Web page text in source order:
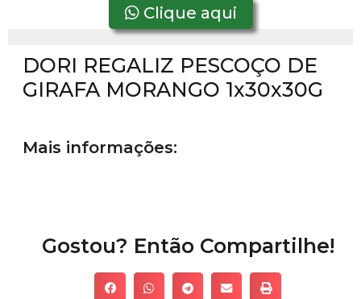
Clique aqui
DORI REGALIZ PESCOÇO DE
GIRAFA MORANGO 1x30x30G
Mais informações:
Gostou? Então Compartilhe!